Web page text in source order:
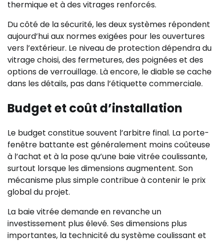
thermique et à des vitrages renforcés.
Du côté de la sécurité, les deux systèmes répondent
aujourd’hui aux normes exigées pour les ouvertures
vers l’extérieur. Le niveau de protection dépendra du
vitrage choisi, des fermetures, des poignées et des
options de verrouillage. Là encore, le diable se cache
dans les détails, pas dans l’étiquette commerciale.
Budget et coût d’installation
Le budget constitue souvent l’arbitre final. La porte-
fenêtre battante est généralement moins coûteuse
à l’achat et à la pose qu’une baie vitrée coulissante,
surtout lorsque les dimensions augmentent. Son
mécanisme plus simple contribue à contenir le prix
global du projet.
La baie vitrée demande en revanche un
investissement plus élevé. Ses dimensions plus
importantes, la technicité du système coulissant et